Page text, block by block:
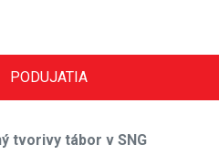
PODUJATIA
tvorivy tábor v SNG